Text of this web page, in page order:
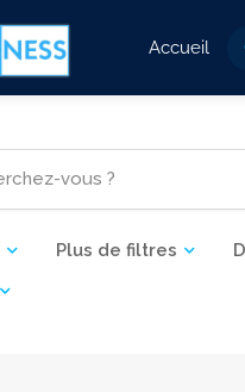
Accueil
Plus de filtres